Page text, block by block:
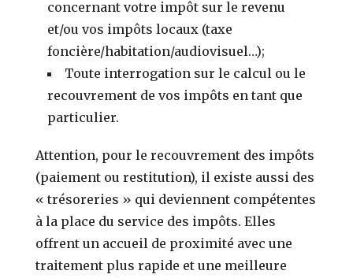
concernant votre impôt sur le revenu
et/ou vos impôts locaux (taxe
foncière/habitation/audiovisuel…);
Toute interrogation sur le calcul ou le
recouvrement de vos impôts en tant que
particulier.
Attention, pour le recouvrement des impôts
(paiement ou restitution), il existe aussi des
« trésoreries » qui deviennent compétentes
à la place du service des impôts. Elles
offrent un accueil de proximité avec une
traitement plus rapide et une meilleure